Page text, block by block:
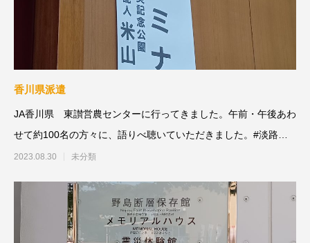
香川県派遣
JA香川県 東讃営農センターに行ってきました。午前・午後あわ
せて約100名の方々に、語りべ聴いていただきました。#淡路島#
淡路西
2023.08.30 未分類